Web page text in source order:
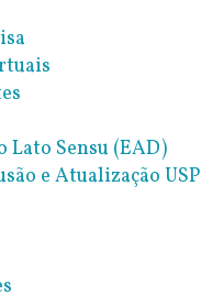
Lato Sensu (EAD)
e Atualização USP